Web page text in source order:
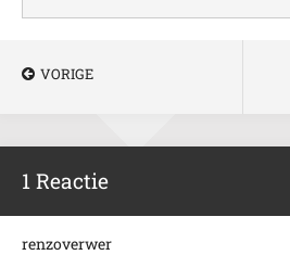
VORIGE
1 Reactie
renzoverwer